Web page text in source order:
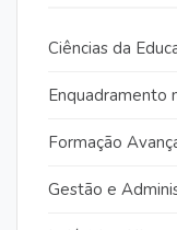
Ciências da
Enquadramento
Formação
Gestão e